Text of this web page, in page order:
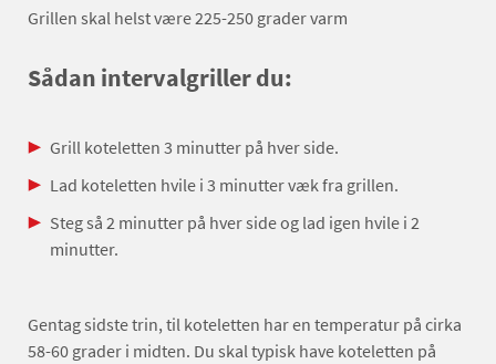
Grillen skal helst være 225-250 grader varm
Sådan intervalgriller du:
Grill koteletten 3 minutter på hver side.
Lad koteletten hvile i 3 minutter væk fra grillen.
Steg så 2 minutter på hver side og lad igen hvile i 2
minutter.
Gentag sidste trin, til koteletten har en temperatur på cirka
58-60 grader i midten. Du skal typisk have koteletten på